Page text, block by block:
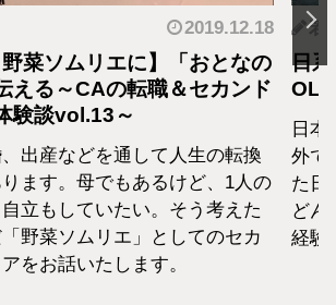
となの
カンド
の転換
、1人の
考えた
のセカ
若狭 遥
日系CAから海外OLに転
OLを目指した理由
日本の会社を辞めていきな
外で働くなんてハードルが
た日系CAが、なぜ海外OL
どんな想いで海外に飛び出
経験をご紹介いたします。